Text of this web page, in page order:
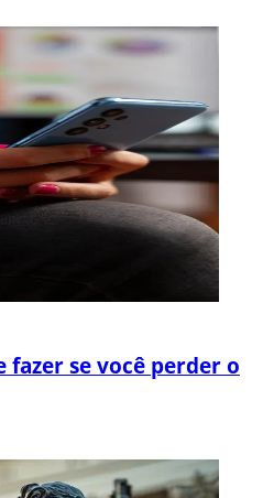
fazer se você perder o